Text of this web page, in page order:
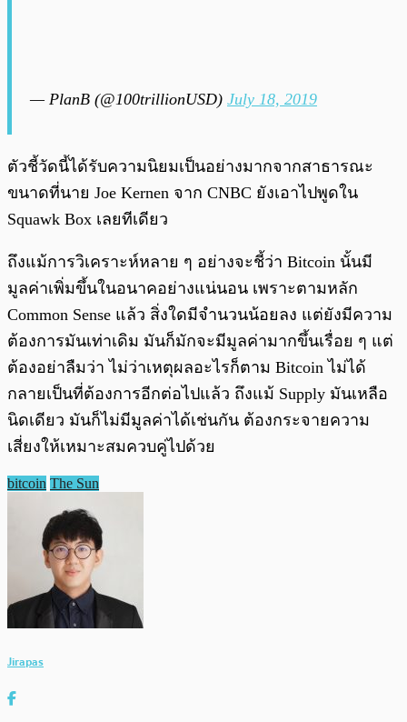
— PlanB (@100trillionUSD) July 18, 2019
ตัวชี้วัดนี้ได้รับความนิยมเป็นอย่างมากจากสาธารณะ
ขนาดที่นาย Joe Kernen จาก CNBC ยังเอาไปพูดใน
Squawk Box เลยทีเดียว
ถึงแม้การวิเคราะห์หลาย ๆ อย่างจะชี้ว่า Bitcoin นั้นมี
มูลค่าเพิ่มขึ้นในอนาคอย่างแน่นอน เพราะตามหลัก
Common Sense แล้ว สิ่งใดมีจำนวนน้อยลง แต่ยังมีความ
ต้องการมันเท่าเดิม มันก็มักจะมีมูลค่ามากขึ้นเรื่อย ๆ แต่
ต้องอย่าลืมว่า ไม่ว่าเหตุผลอะไรก็ตาม Bitcoin ไม่ได้
กลายเป็นที่ต้องการอีกต่อไปแล้ว ถึงแม้ Supply มันเหลือ
นิดเดียว มันก็ไม่มีมูลค่าได้เช่นกัน ต้องกระจายความ
เสี่ยงให้เหมาะสมควบคู่ไปด้วย
bitcoin The Sun
Jirapas